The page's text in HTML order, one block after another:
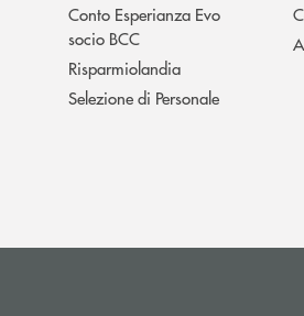
Conto Esperianza Evo
socio BCC
Risparmiolandia
Selezione di Personale